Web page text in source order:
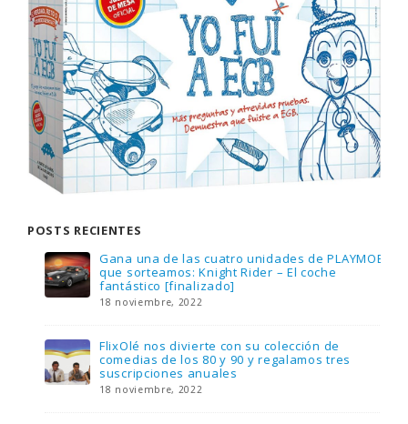
POSTS RECIENTES
Gana una de las cuatro unidades de PLAYMOBIL
que sorteamos: Knight Rider – El coche
fantástico [finalizado]
18 noviembre, 2022
FlixOlé nos divierte con su colección de
comedias de los 80 y 90 y regalamos tres
suscripciones anuales
18 noviembre, 2022